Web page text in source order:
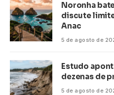
Noronha
discute
Anac
5 de agosto de
Estudo
dezenas de
5 de agosto de